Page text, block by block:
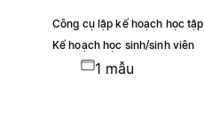
Công cụ lập kế hoạch học tập
Kế hoạch học sinh/sinh viên
1 mẫu